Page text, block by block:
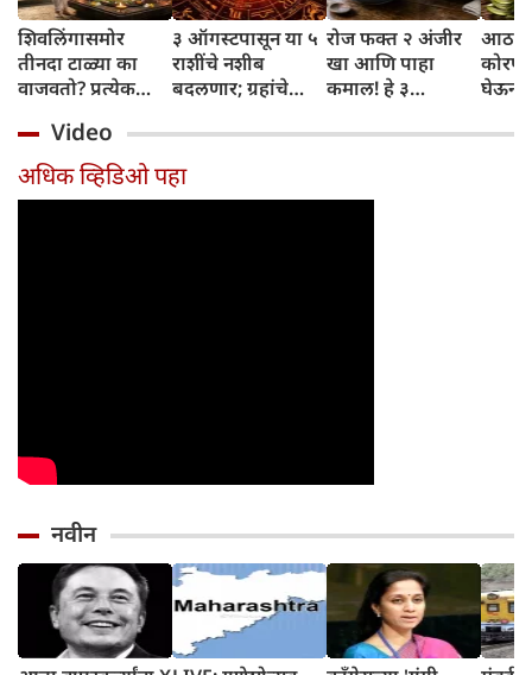
शिवलिंगासमोर
तीनदा टाळ्या का
वाजवतो? प्रत्येक
जाणून घ्या
३ ऑगस्टपासून या ५
राशींचे नशीब
बदलणार; ग्रहांचे
संपतील आणि शुभ
दिवसांची सुरुवात
होईल
रोज फक्त २ अंजीर
खा आणि पाहा
कमाल! हे ३
तुम्हाला ठाऊक
घेऊन
Video
अधिक व्हिडिओ पहा
नवीन